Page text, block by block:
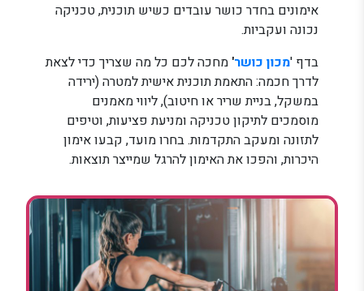
אימונים בחדר כושר עובדים כשיש תוכנית, טכניקה
נכונה ועקביות.
בדף 'מכון כושר' מחכה לכם כל מה שצריך כדי לצאת
לדרך חכמה: התאמת תוכנית אישית למטרה (ירידה
במשקל, בניית שריר או חיטוב), ליווי מאמנים
מוסמכים לתיקון טכניקה ומניעת פציעות, וטיפים
לתזונה ומעקב התקדמות. בחרו מועד, קבעו אימון
היכרות, והפכו את האימון להרגל שמייצר תוצאות.